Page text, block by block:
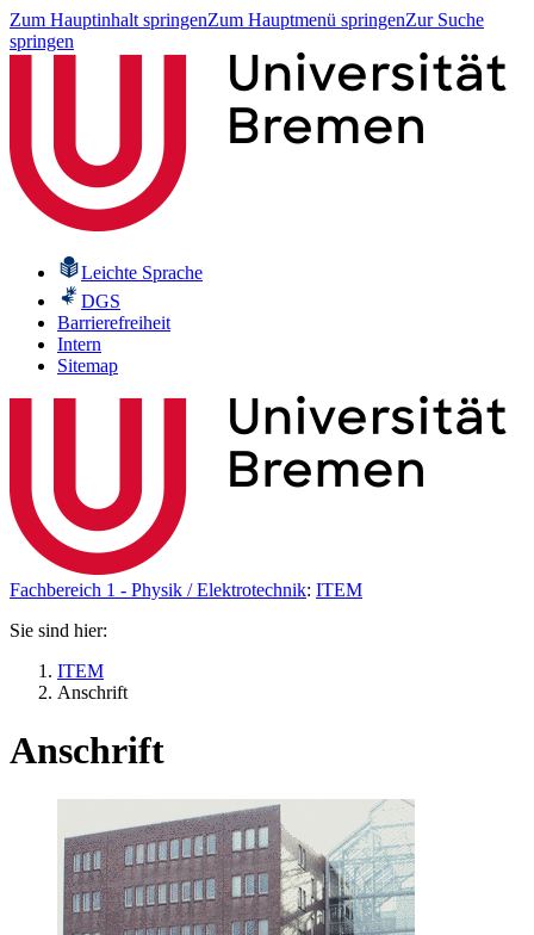
Zum Hauptinhalt springenZum Hauptmenü springenZur Suche
springen
Leichte Sprache
DGS
Barrierefreiheit
Intern
Sitemap
Fachbereich 1 - Physik / Elektrotechnik: ITEM
Sie sind hier:
ITEM
Anschrift
Anschrift